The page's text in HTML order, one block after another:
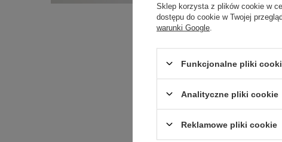
Sklep korzysta z plików cookie w
dostępu do cookie w Twojej
warunki Google
Funkcjonalne pliki
Analityczne pliki cookie
Reklamowe pliki cookie